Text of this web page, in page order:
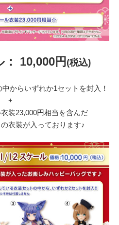
10,000円 (税込)
からいずれか1セットを封入！
+
装23,000円相当を含んだ
衣装が入っております♪